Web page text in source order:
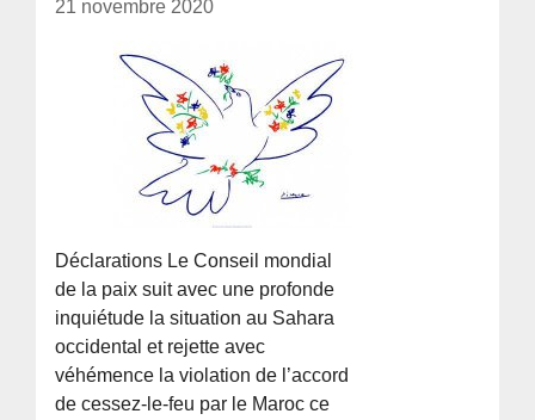
21 novembre 2020
Déclarations Le Conseil mondial
de la paix suit avec une profonde
inquiétude la situation au Sahara
occidental et rejette avec
véhémence la violation de l’accord
de cessez-le-feu par le Maroc ce